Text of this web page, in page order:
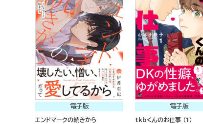
電子版
エンドマークの続きから
電子版
tkbくんのお仕事 （1）